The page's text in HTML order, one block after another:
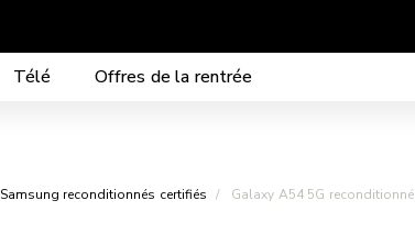
Télé Offres de la rentrée
Samsung reconditionnés certifiés Galaxy A54 5G reconditionné